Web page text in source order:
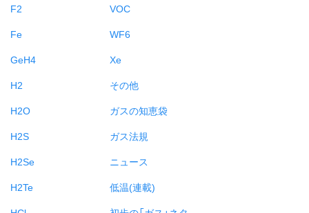
F2
Fe
GeH4
H2
H2O
H2S
H2Se
H2Te
VOC
WF6
Xe
その他
ガスの知恵袋
ガス法規
ニュース
低温(連載)